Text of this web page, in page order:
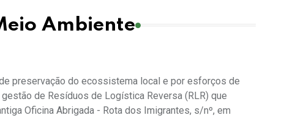
Ambiente
preservação do ecossistema local e por esforços de
de Resíduos de Logística Reversa (RLR) que
Oficina Abrigada - Rota dos Imigrantes, s/nº, em